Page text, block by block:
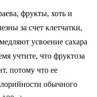
фрукты, хоть и
за счет клетчатки,
усвоение сахара
учтите, что фруктоза
потому что ее
обычного